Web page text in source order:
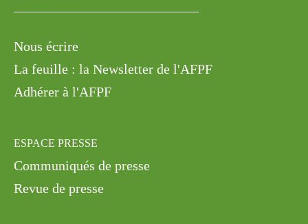
Nous écrire
La feuille : la Newsletter de l'AFPF
Adhérer à l'AFPF
ESPACE PRESSE
Communiqués de presse
Revue de presse